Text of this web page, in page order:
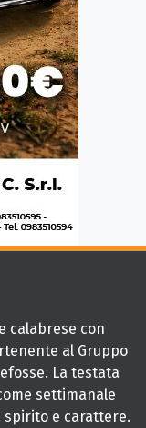
calabrese con
al Gruppo
La testata
settimanale
spirito e carattere.